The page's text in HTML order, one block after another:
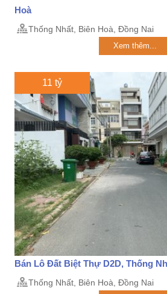
Hoà
Thống Nhất, Biên Hoà, Đồng Nai
Xem thêm...
11 tỷ
Bán Lô Đất Biệt Thự D2D, Thống
Thống Nhất, Biên Hoà, Đồng Nai